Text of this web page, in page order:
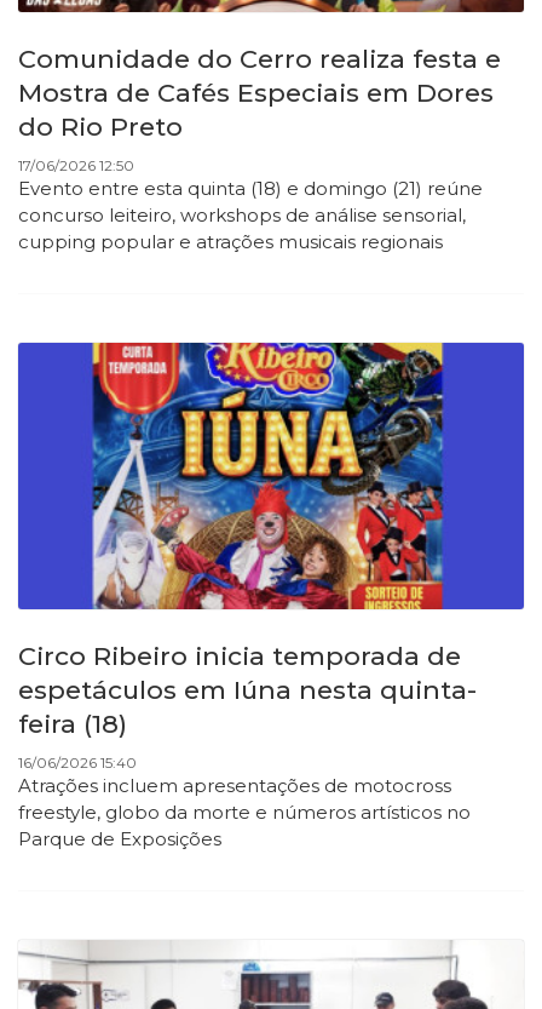
Comunidade do Cerro realiza festa e
Mostra de Cafés Especiais em Dores
do Rio Preto
17/06/2026 12:50
Evento entre esta quinta (18) e domingo (21) reúne
concurso leiteiro, workshops de análise sensorial,
cupping popular e atrações musicais regionais
Circo Ribeiro inicia temporada de
espetáculos em Iúna nesta quinta-
feira (18)
16/06/2026 15:40
Atrações incluem apresentações de motocross
freestyle, globo da morte e números artísticos no
Parque de Exposições